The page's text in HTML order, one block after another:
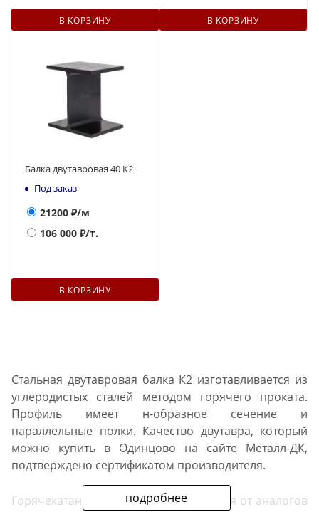
В КОРЗИНУ В КОРЗИНУ
Балка двутавровая 40 К2
Под заказ
21200 ₽/м
106 000 ₽/т.
В КОРЗИНУ
подробнее
Стальная двутавровая балка К2 изготавливается из
углеродистых сталей методом горячего проката.
Профиль имеет н-образное сечение и
параллельные полки. Качество двутавра, который
можно купить в Одинцово на сайте Металл-ДК,
подтверждено сертификатом производителя.
Горячекатаная балка типа К отличается от аналогов